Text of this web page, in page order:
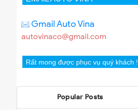
Gmail Auto Vina
autovinaco@gmail.com
Rất mong được phục vụ quý khách !
Popular Posts